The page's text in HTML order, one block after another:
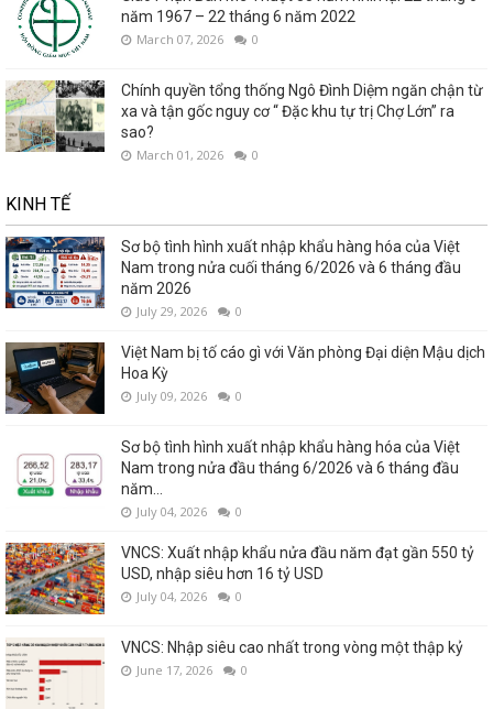
năm 1967 – 22 tháng 6 năm 2022
March 07, 2026 0
Chính quyền tổng thống Ngô Đình Diệm ngăn chận từ
xa và tận gốc nguy cơ “ Đặc khu tự trị Chợ Lớn” ra
sao?
March 01, 2026 0
KINH TẾ
Sơ bộ tình hình xuất nhập khẩu hàng hóa của Việt
Nam trong nửa cuối tháng 6/2026 và 6 tháng đầu
năm 2026
July 29, 2026 0
Việt Nam bị tố cáo gì với Văn phòng Đại diện Mậu dịch
Hoa Kỳ
July 09, 2026 0
Sơ bộ tình hình xuất nhập khẩu hàng hóa của Việt
Nam trong nửa đầu tháng 6/2026 và 6 tháng đầu
năm...
July 04, 2026 0
VNCS: Xuất nhập khẩu nửa đầu năm đạt gần 550 tỷ
USD, nhập siêu hơn 16 tỷ USD
July 04, 2026 0
VNCS: Nhập siêu cao nhất trong vòng một thập kỷ
June 17, 2026 0